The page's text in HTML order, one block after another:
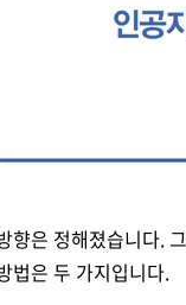
향은 정해졌습니다.
법은 두 가지입니다.